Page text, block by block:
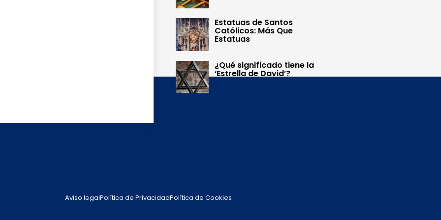
Estatuas de Santos
Católicos: Más Que
Estatuas
¿Qué significado tiene la
‘Estrella de David’?
Aviso legalPolítica de PrivacidadPolítica de Cookies